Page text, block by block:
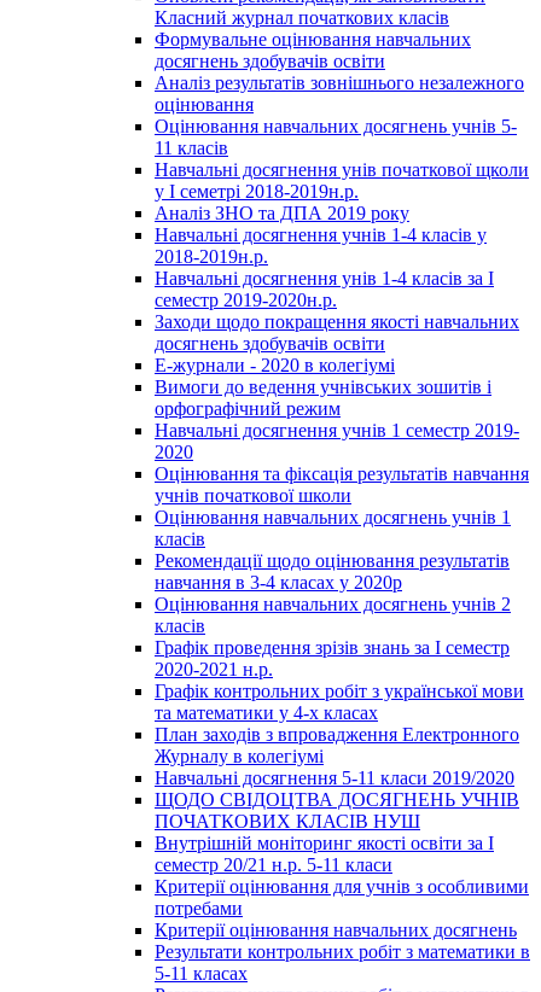
Класний журнал початкових класів
Формувальне оцінювання навчальних
досягнень здобувачів освіти
Аналіз результатів зовнішнього незалежного
оцінювання
Оцінювання навчальних досягнень учнів 5-
11 класів
Навчальні досягнення унів початкової щколи
у І семетрі 2018-2019н.р.
Аналіз ЗНО та ДПА 2019 року
Навчальні досягнення учнів 1-4 класів у
2018-2019н.р.
Навчальні досягнення унів 1-4 класів за І
семестр 2019-2020н.р.
Заходи щодо покращення якості навчальних
досягнень здобувачів освіти
Е-журнали - 2020 в колегіумі
Вимоги до ведення учнівських зошитів і
орфографічний режим
Навчальні досягнення учнів 1 семестр 2019-
2020
Оцінювання та фіксація результатів навчання
учнів початкової школи
Оцінювання навчальних досягнень учнів 1
класів
Рекомендації щодо оцінювання результатів
навчання в 3-4 класах у 2020р
Оцінювання навчальних досягнень учнів 2
класів
Графік проведення зрізів знань за І семестр
2020-2021 н.р.
Графік контрольних робіт з української мови
та математики у 4-х класах
План заходів з впровадження Електронного
Журналу в колегіумі
Навчальні досягнення 5-11 класи 2019/2020
ЩОДО СВІДОЦТВА ДОСЯГНЕНЬ УЧНІВ
ПОЧАТКОВИХ КЛАСІВ НУШ
Внутрішній моніторинг якості освіти за І
семестр 20/21 н.р. 5-11 класи
Критерії оцінювання для учнів з особливими
потребами
Критерії оцінювання навчальних досягнень
Результати контрольних робіт з математики в
5-11 класах